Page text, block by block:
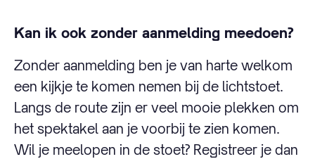
Kan ik ook zonder aanmelding meedoen?
Zonder aanmelding ben je van harte welkom
een kijkje te komen nemen bij de lichtstoet.
Langs de route zijn er veel mooie plekken om
het spektakel aan je voorbij te zien komen.
Wil je meelopen in de stoet? Registreer je dan